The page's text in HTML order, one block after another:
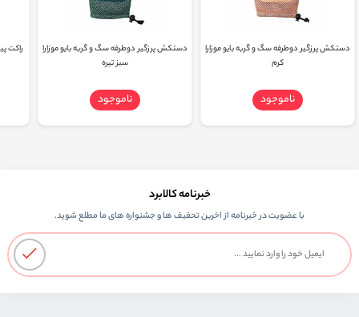
دستکش پرزگیر دوطرفه سگ و گربه بایو موزارا
کرم
ناموجود
دستکش پرزگیر دوطرفه سگ و گربه بایو موزارا
سبز تیره
ناموجود
خبرنامه کالابرد
با عضویت در خبرنامه از اخرین تحفیف ها و جشنواره های ما مطلع شوید.